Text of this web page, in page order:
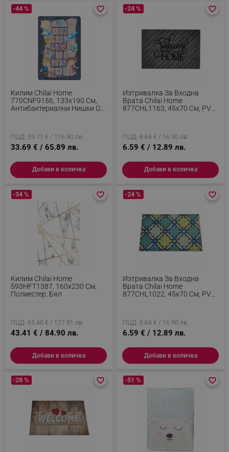
Kилим Chilai Home
770CNF9156, 133x190 См,
Aнтибактериални Нишки От
-44 %
ПЦД: 59.77 € / 116.90 лв.
33.69 € / 65.89 лв.
favorite_border
favorite_border
Добави в количка
Изтривалка За Входна
Врата Chilai Home
877CHL1163, 45x70 См, PVC,
-24 %
ПЦД: 8.64 € / 16.90 лв.
6.59 € / 12.89 лв.
favorite_border
favorite_border
Добави в количка
Kилим Chilai Home
593HFT1387, 160x230 См,
Полиестер, Бял
-34 %
ПЦД: 65.40 € / 127.91 лв.
43.41 € / 84.90 лв.
favorite_border
favorite_border
Добави в количка
Изтривалка За Входна
Врата Chilai Home
877CHL1022, 45x70 См, PVC,
-24 %
ПЦД: 8.64 € / 16.90 лв.
6.59 € / 12.89 лв.
favorite_border
favorite_border
Добави в количка
-28 % favorite_border
favorite_border -51 % favorite_border
favorite_border